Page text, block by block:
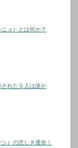
ョ）とは何か？
れた５人は誰か
）の悲しき運命！